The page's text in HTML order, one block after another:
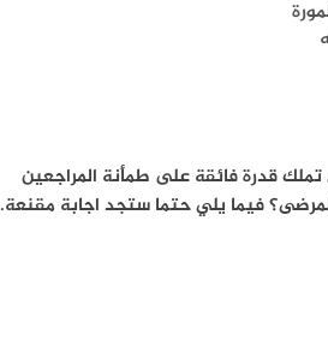
تملك قدرة فائقة على طمأنة المراجعين
فيما يلي حتما ستجد اجابة مقنعة.